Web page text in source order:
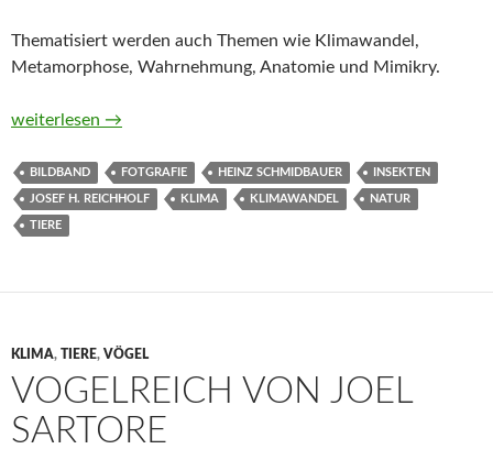
Thematisiert werden auch Themen wie Klimawandel,
Metamorphose, Wahrnehmung, Anatomie und Mimikry.
Unsere einzigartige Insektenwelt. Von
weiterlesen →
BILDBAND FOTGRAFIE HEINZ SCHMIDBAUER INSEKTEN
JOSEF H. REICHHOLF KLIMA KLIMAWANDEL NATUR
TIERE
KLIMA, TIERE, VÖGEL
VOGELREICH VON JOEL
SARTORE